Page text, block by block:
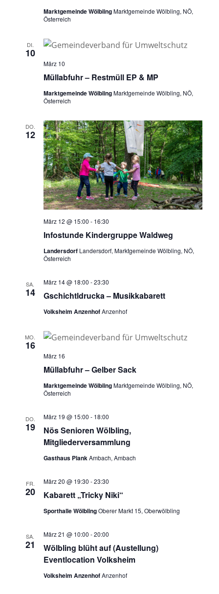
Marktgemeinde WölblingMarktgemeinde Wölbling, NÖ,
Österreich
DI.
10
Müllabfuhr – Restmüll EP & MP
März 10
Marktgemeinde WölblingMarktgemeinde Wölbling, NÖ,
Österreich
DO.
12
Infostunde Kindergruppe Waldweg
März 12 @ 15:00 - 16:30
Landersdorf Landersdorf, Marktgemeinde Wölbling, NÖ,
Österreich
SA.
14 Gschichtldrucka – Musikkabarett
März 14 @ 18:00 -23:30
Volksheim AnzenhofAnzenhof
MO.
16
Müllabfuhr – Gelber Sack
März 16
Marktgemeinde WölblingMarktgemeinde Wölbling, NÖ,
Österreich
DO.
19
Nös Senioren Wölbling,
Mitgliederversammlung
März 19 @ 15:00 - 18:00
Gasthaus PlankAmbach, Ambach
FR.
20 Kabarett „Tricky Niki“
März 20 @ 19:30 -23:30
Sporthalle WölblingOberer Markt 15, Oberwölbling
SA.
21
Wölbling blüht auf (Austellung)
Eventlocation Volksheim
März 21 @ 10:00 -20:00
Volksheim AnzenhofAnzenhof